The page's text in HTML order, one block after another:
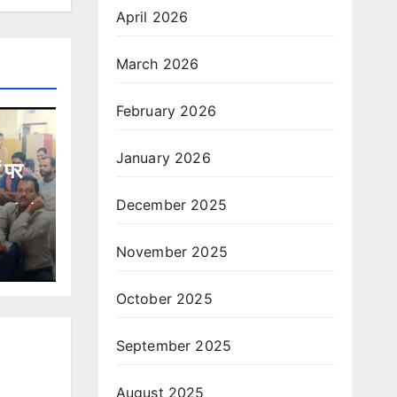
ने
April 2026
March 2026
February 2026
January 2026
December 2025
November 2025
October 2025
September 2025
August 2025